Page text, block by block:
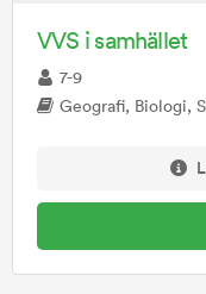
VVS i samhället
7-9
Geografi, Biologi,